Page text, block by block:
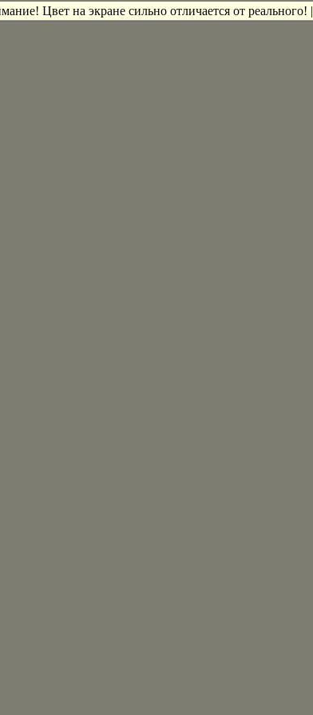
Цвет на экране сильно отличается от реального! |